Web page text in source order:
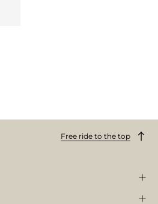
Free ride to the top